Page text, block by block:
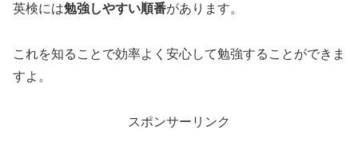
英検には勉強しやすい順番があります。
これを知ることで効率よく安心して勉強することができま
すよ。
スポンサーリンク